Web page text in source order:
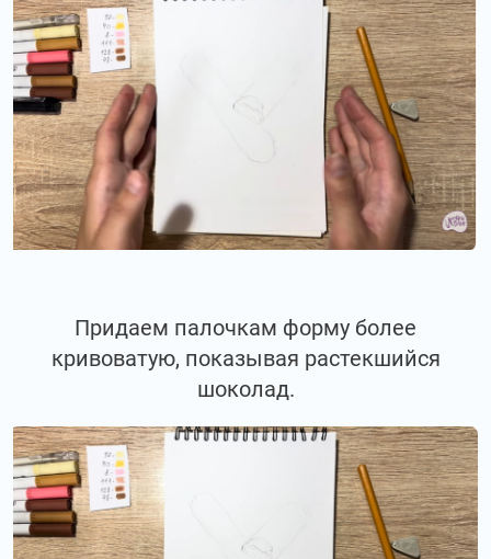
Придаем палочкам форму более
кривоватую, показывая растекшийся
шоколад.